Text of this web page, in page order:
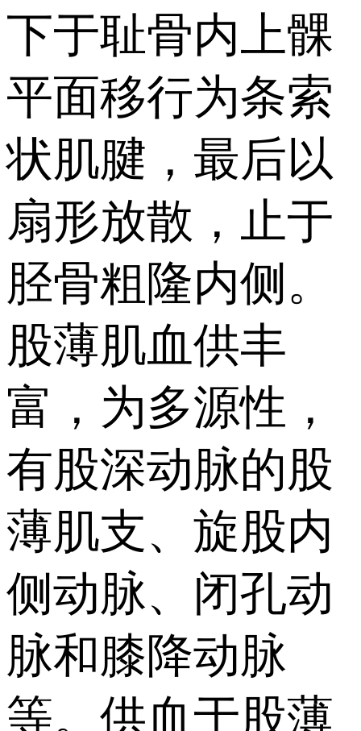
下于耻骨内上髁
平面移行为条索
状肌腱，最后以
扇形放散，止于
胫骨粗隆内侧。
股薄肌血供丰
富，为多源性，
有股深动脉的股
薄肌支、旋股内
侧动脉、闭孔动
脉和膝降动脉
等。供血于股薄